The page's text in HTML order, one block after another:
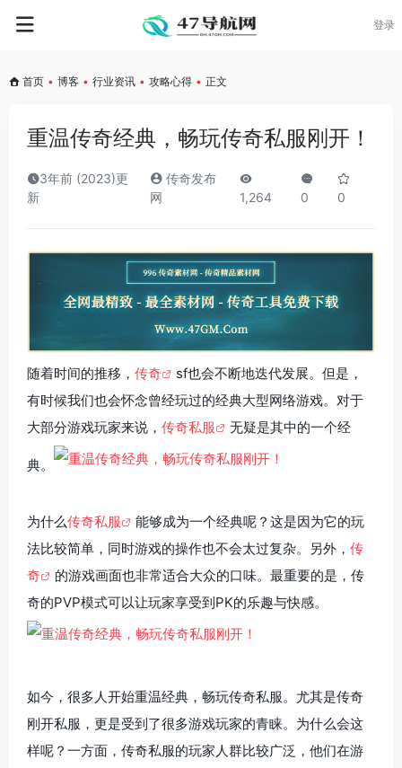
登录
首页 • 博客 • 行业资讯 • 攻略心得 • 正文
重温传奇经典，畅玩传奇私服刚开！
3年前 (2023)更
新
传奇发布
网
1,264 0 0
随着时间的推移， 传奇
sf也会不断地迭代发展。但是，
有时候我们也会怀念曾经玩过的经典大型网络游戏。对于
大部分游戏玩家来说， 传奇私服 无疑是其中的一个经
典。
为什么传奇私服
能够成为一个经典呢？这是因为它的玩
法比较简单，同时游戏的操作也不会太过复杂。另外， 传
奇
的游戏画面也非常适合大众的口味。最重要的是，传
奇的PVP模式可以让玩家享受到PK的乐趣与快感。
如今，很多人开始重温经典，畅玩传奇私服。尤其是传奇
刚开私服，更是受到了很多游戏玩家的青睐。为什么会这
样呢？一方面，传奇私服的玩家人群比较广泛，他们在游